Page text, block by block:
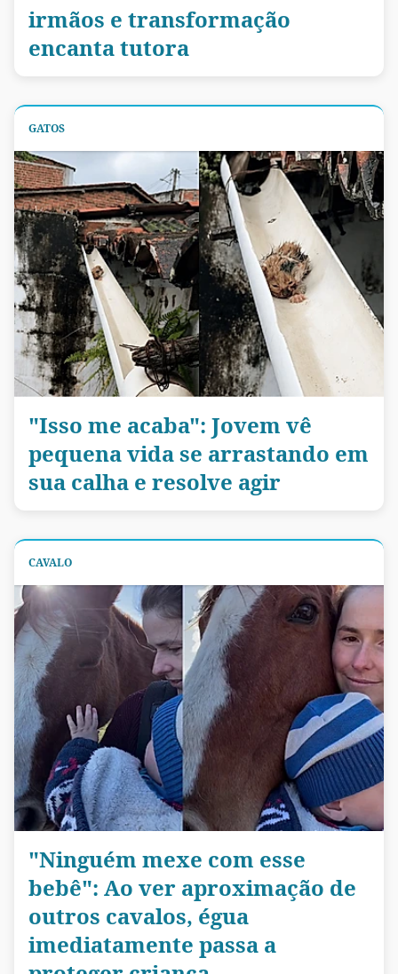
irmãos e transformação
encanta tutora
GATOS
"Isso me acaba": Jovem vê
pequena vida se arrastando em
sua calha e resolve agir
CAVALO
"Ninguém mexe com esse
bebê": Ao ver aproximação de
outros cavalos, égua
imediatamente passa a